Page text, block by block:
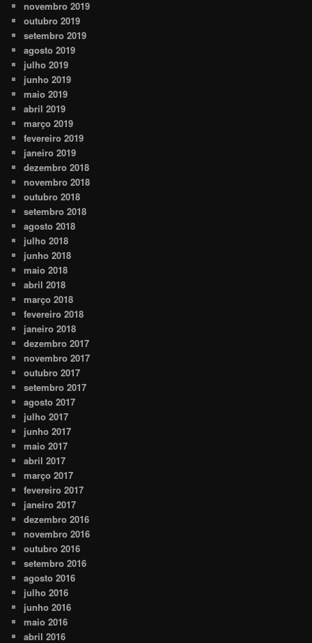
novembro 2019
outubro 2019
setembro 2019
agosto 2019
julho 2019
junho 2019
maio 2019
abril 2019
março 2019
fevereiro 2019
janeiro 2019
dezembro 2018
novembro 2018
outubro 2018
setembro 2018
agosto 2018
julho 2018
junho 2018
maio 2018
abril 2018
março 2018
fevereiro 2018
janeiro 2018
dezembro 2017
novembro 2017
outubro 2017
setembro 2017
agosto 2017
julho 2017
junho 2017
maio 2017
abril 2017
março 2017
fevereiro 2017
janeiro 2017
dezembro 2016
novembro 2016
outubro 2016
setembro 2016
agosto 2016
julho 2016
junho 2016
maio 2016
abril 2016